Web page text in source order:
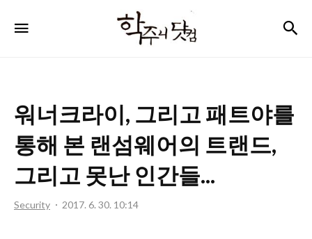
주
컴
워너크라이, 그리고 패트야를
통해 본 랜섬웨어의 트랜드,
그리고 못난 인간들...
Security 2017. 6. 30. 10:14